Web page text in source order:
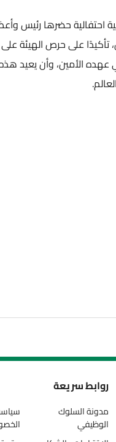
احتفالية حضرها
على حرص الهيئة على
الأمين، وأن يعيد هذه
روابط سريعة
مدونة السلوك
الوظيفي